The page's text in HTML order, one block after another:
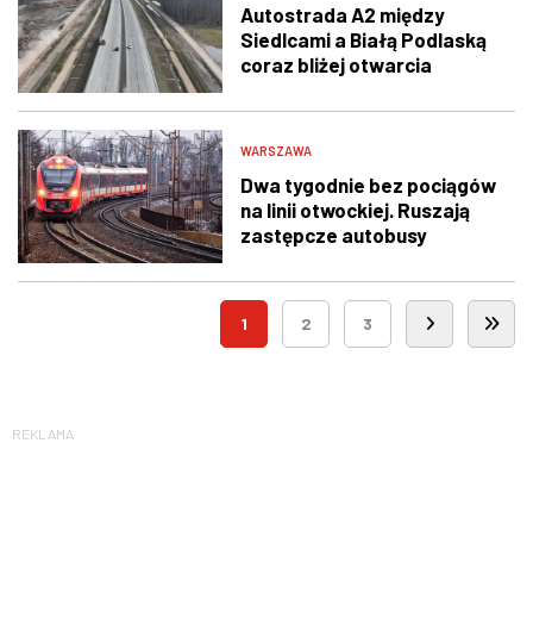
Autostrada A2 między
Siedlcami a Białą Podlaską
coraz bliżej otwarcia
WARSZAWA
Dwa tygodnie bez pociągów
na linii otwockiej. Ruszają
zastępcze autobusy
1 2 3
REKLAMA